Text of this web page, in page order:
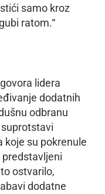
samo kroz
ratom.“
lidera
dodatnih
odbranu
koje su pokrenule
predstavljeni
ostvarilo,
dodatne